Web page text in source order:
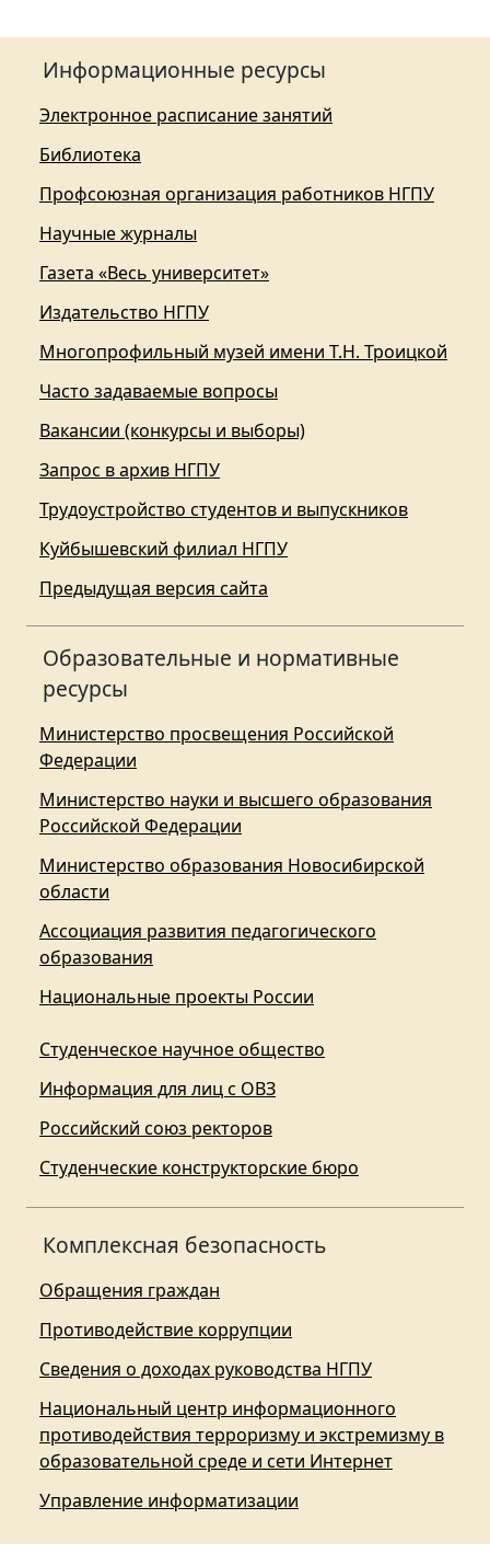
Информационные ресурсы
Электронное расписание занятий
Библиотека
Профсоюзная организация работников НГПУ
Научные журналы
Газета «Весь университет»
Издательство НГПУ
Многопрофильный музей имени Т.Н. Троицкой
Часто задаваемые вопросы
Вакансии (конкурсы и выборы)
Запрос в архив НГПУ
Трудоустройство студентов и выпускников
Куйбышевский филиал НГПУ
Предыдущая версия сайта
Образовательные и нормативные
ресурсы
Министерство просвещения Российской
Федерации
Министерство науки и высшего образования
Российской Федерации
Министерство образования Новосибирской
области
Ассоциация развития педагогического
образования
Национальные проекты России
Студенческое научное общество
Информация для лиц с ОВЗ
Российский союз ректоров
Студенческие конструкторские бюро
Комплексная безопасность
Обращения граждан
Противодействие коррупции
Сведения о доходах руководства НГПУ
Национальный центр информационного
противодействия терроризму и экстремизму в
образовательной среде и сети Интернет
Управление информатизации